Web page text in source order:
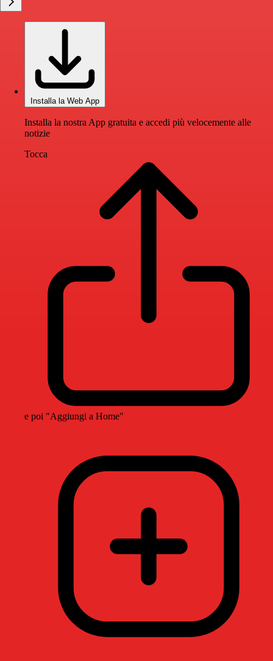
Installa la Web App
Installa la nostra App gratuita e accedi più velocemente alle
notizie
Tocca
e poi "Aggiungi a Home"